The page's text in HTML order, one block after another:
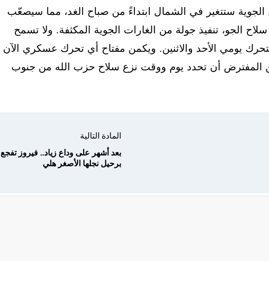
الجوية ستتغير في الشمال ابتداءً من صباح الغد، مما سيصعّب
الجو، تنفيذ جولة من الغارات الجوية المكثفة. ولا تسمح
للتحرك يومي الأحد والاثنين. ويكمن مفتاح أي تحرك عسكري الآن
من المفترض أن تحدد يوم ووقت نزع سلاح حزب الله من جنوب
المادة التالية
بعد أشهر على وداع زياد.. فيروز تفجع
برحيل نجلها الأصغر هلي